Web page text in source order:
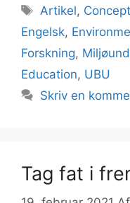
Tags
Artikel,
Engelsk,
Forskning,
Education, UBU
Skriv en
Tag fat i